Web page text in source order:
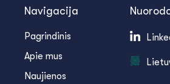
Navigacija
Pagrindinis
Apie mus
Naujienos